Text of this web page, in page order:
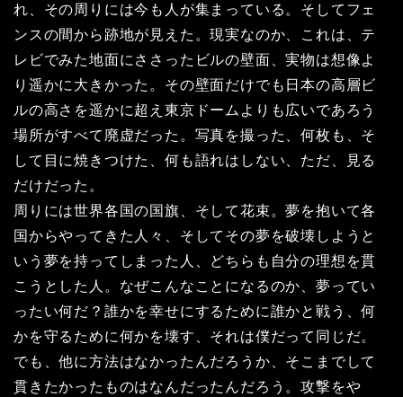
れ、その周りには今も人が集まっている。そしてフェ
ンスの間から跡地が見えた。現実なのか、これは、テ
レビでみた地面にささったビルの壁面、実物は想像よ
り遥かに大きかった。その壁面だけでも日本の高層ビ
ルの高さを遥かに超え東京ドームよりも広いであろう
場所がすべて廃虚だった。写真を撮った、何枚も、そ
して目に焼きつけた、何も語れはしない、ただ、見る
だけだった。
周りには世界各国の国旗、そして花束。夢を抱いて各
国からやってきた人々、そしてその夢を破壊しようと
いう夢を持ってしまった人、どちらも自分の理想を貫
こうとした人。なぜこんなことになるのか、夢ってい
ったい何だ？誰かを幸せにするために誰かと戦う、何
かを守るために何かを壊す、それは僕だって同じだ。
でも、他に方法はなかったんだろうか、そこまでして
貫きたかったものはなんだったんだろう。攻撃をや